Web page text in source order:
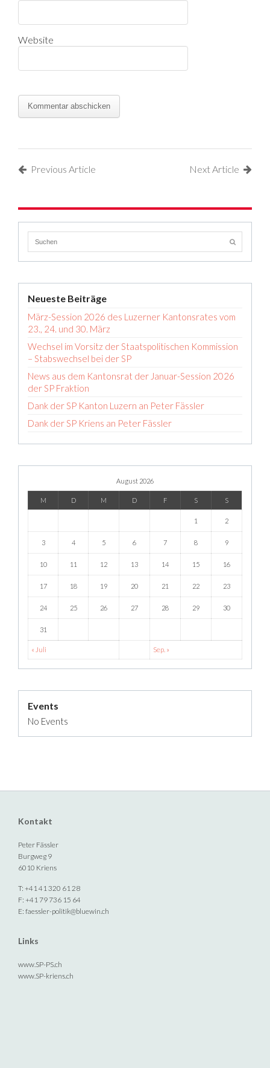
Website
Previous Article Next Article
Neueste Beiträge
März-Session 2026 des Luzerner Kantonsrates vom
23., 24. und 30. März
Wechsel im Vorsitz der Staatspolitischen Kommission
– Stabswechsel bei der SP
News aus dem Kantonsrat der Januar-Session 2026
der SP Fraktion
Dank der SP Kanton Luzern an Peter Fässler
Dank der SP Kriens an Peter Fässler
August 2026
M D M D F S S
1 2
3 4 5 6 7 8 9
10 11 12 13 14 15 16
17 18 19 20 21 22 23
24 25 26 27 28 29 30
31
« Juli Sep. »
Events
No Events
Kontakt
Peter Fässler
Burgweg 9
6010 Kriens
T: +41 41 320 61 28
F: +41 79 736 15 64
E: faessler-politik@bluewin.ch
Links
www.SP-PS.ch
www.SP-kriens.ch